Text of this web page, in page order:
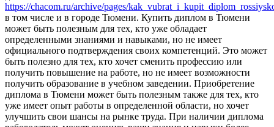
https://chacom.ru/archive/pages/
в том числе и в городе Тюмени. Купить диплом в Тюмени
может быть полезным для тех, кто уже обладает
определенными знаниями и навыками, но не имеет
официального подтверждения своих компетенций. Это может
быть полезно для тех, кто хочет сменить профессию или
получить повышение на работе, но не имеет возможности
получить образование в учебном заведении. Приобретение
диплома в Тюмени может быть полезным также для тех, кто
уже имеет опыт работы в определенной области, но хочет
улучшить свои шансы на рынке труда. При наличии диплома